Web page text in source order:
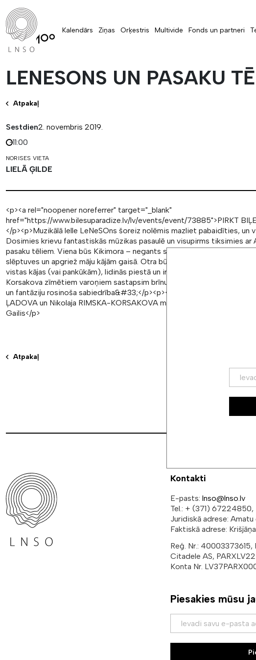
Kalendārs Ziņas Orķestris Multivide Fonds un partneri
LENESONS UN PASAKU
Atpakaļ
Sestdien2. novembris 2019.
11:00
NORISES VIETA
LIELĀ ĢILDE
<p><a rel="noopener noreferrer" target="_blank"
href="https://www.bilesuparadize.lv/lv/events/event/73885">PIRKT
</p><p>Muzikālā lelle LeNeSOns šoreiz nolēmis mazliet pabaidīties, un
Dosimies krievu fantastiskās mūzikas pasaulē un visupirms tiksimies ar
pasaku tēliem. Viena būs Kikimora – negants sievieškārtas mājas
slēptuves un apgriež māju kājām gaisā. Otra būs Babajaga – vientuļa
vistas kājas (vai pankūkām), lidinās piestā un ir prasmīga būrēja.
Korsakova zīmētiem varoņiem sastapsim brīnumātri lidojošo kameni un
un fantāziju rosinoša sabiedrība&#33;</p><p><br></
ĻADOVA un Nikolaja RIMSKA-KORSAKOVA mūzika</p><p><br></
Gailis</p>
Atpakaļ
Kontakti
E-pasts: lnso@lnso.lv
Tel.: + (371) 67224850,
Juridiskā adrese:
Faktiskā adrese:
Reģ. Nr.:
Citadele AS, PARXLV22
Konta Nr.
Piesakies mūsu